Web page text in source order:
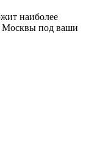
наиболее
Москвы под ваши